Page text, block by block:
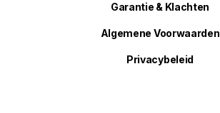
Garantie & Klachten
Algemene Voorwaarden
Privacybeleid